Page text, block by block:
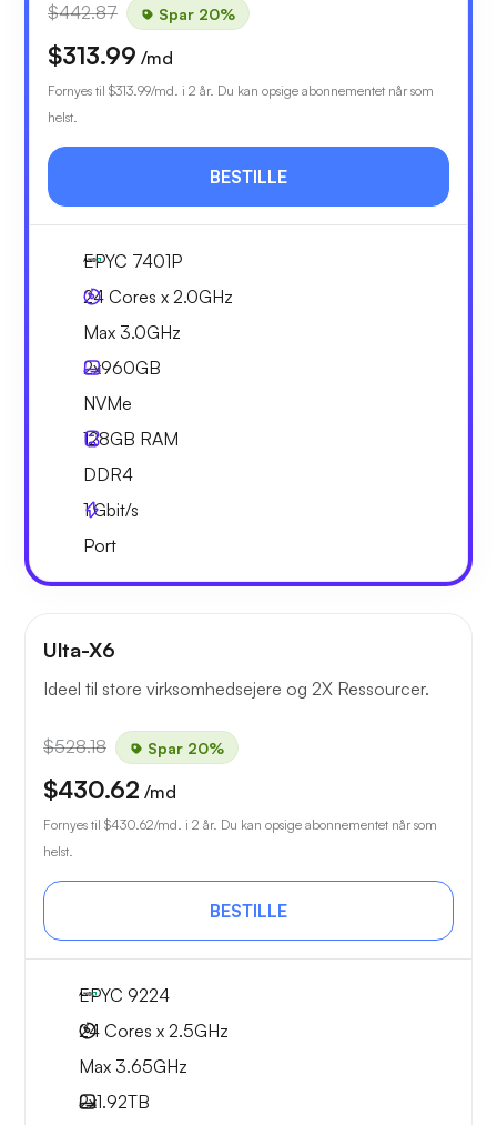
$442.87 Spar 20%
$313.99 /md
Fornyes til $313.99/md. i 2 år. Du kan opsige abonnementet når som
helst.
BESTILLE
EPYC 7401P
24 Cores x 2.0GHz
Max 3.0GHz
2x960GB
NVMe
128GB RAM
DDR4
1Gbit/s
Port
Ulta-X6
Ideel til store virksomhedsejere og 2X Ressourcer.
$528.18 Spar 20%
$430.62 /md
Fornyes til $430.62/md. i 2 år. Du kan opsige abonnementet når som
helst.
BESTILLE
EPYC 9224
24 Cores x 2.5GHz
Max 3.65GHz
2x1.92TB